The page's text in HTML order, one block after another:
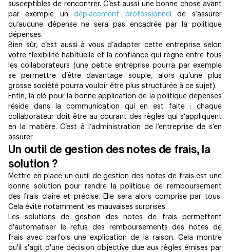
susceptibles de rencontrer. C’est aussi une bonne chose avant
par exemple undéplacement professionnelde s’assurer
qu’aucune dépense ne sera pas encadrée par la politique
dépenses.
Bien sûr, c’est aussi à vous d’adapter cette entreprise selon
votre flexibilité habituelle et la confiance qui règne entre tous
les collaborateurs (une petite entreprise pourra par exemple
se permettre d’être davantage souple, alors qu’une plus
grosse société pourra vouloir être plus structurée à ce sujet).
Enfin, la clé pour la bonne application de la politique dépenses
réside dans la communication qui en est faite : chaque
collaborateur doit être au courant des règles qui s’appliquent
en la matière. C’est à l’administration de l’entreprise de s’en
assurer.
Un outil de gestion des notes de frais, la
solution ?
Mettre en place un outil de gestion des notes de frais est une
bonne solution pour rendre la politique de remboursement
des frais claire et précise. Elle sera alors comprise par tous.
Cela évite notamment les mauvaises surprises.
Les solutions de gestion des notes de frais permettent
d'automatiser le refus des remboursements des notes de
frais avec parfois une explication de la raison. Cela montre
qu'il s'agit d'une décision objective due aux règles émises par